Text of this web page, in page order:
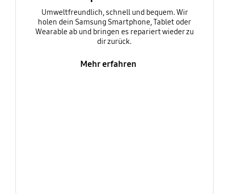
Umweltfreundlich, schnell und bequem. Wir
holen dein Samsung Smartphone, Tablet oder
Wearable ab und bringen es repariert wieder zu
dir zurück.
Mehr erfahren